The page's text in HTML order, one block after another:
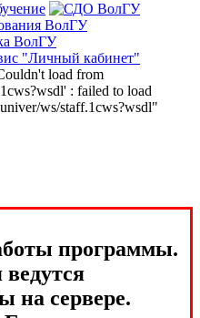
ВолГУ
ВолГУ
"Личный кабинет"
load from
: failed to load
ws/staff.1cws?wsdl"
программы.
на сервере.